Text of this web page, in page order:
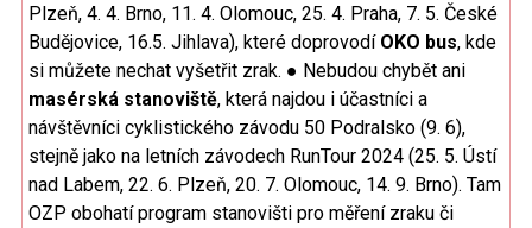
Plzeň, 4. 4. Brno, 11. 4. Olomouc, 25. 4. Praha, 7. 5. České
Budějovice, 16.5. Jihlava), které doprovodí OKO bus, kde
si můžete nechat vyšetřit zrak. ● Nebudou chybět ani
masérská stanoviště, která najdou i účastníci a
návštěvníci cyklistického závodu 50 Podralsko (9. 6),
stejně jako na letních závodech RunTour 2024 (25. 5. Ústí
nad Labem, 22. 6. Plzeň, 20. 7. Olomouc, 14. 9. Brno). Tam
OZP obohatí program stanovišti pro měření zraku či